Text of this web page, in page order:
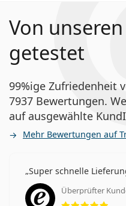
Von
getestet
99%ige Zufriedenheit
7937 Bewertungen.
auf ausgewählte
Mehr Bewertungen auf
Super schnelle
Überprüfter